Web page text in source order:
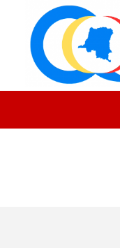
Aller au contenu principal